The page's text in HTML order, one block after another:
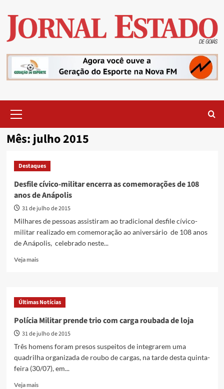
content
Menu
Mês:julho 2015
Destaques
Desfile cívico-militar encerra as comemorações de 108
anos de Anápolis
31 de julho de 2015
Milhares de pessoas assistiram ao tradicional desfile cívico-
militar realizado em comemoração ao aniversário de 108 anos
de Anápolis, celebrado neste...
Veja maisRead
cívico-
militar
as
comemorações
anos
de
Últimas Notícias
Polícia Militar prende trio com carga roubada de loja
31 de julho de 2015
Três homens foram presos suspeitos de integrarem uma
quadrilha organizada de roubo de cargas, na tarde desta quinta-
feira (30/07), em...
Veja maisRead